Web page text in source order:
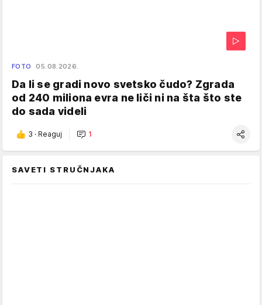
FOTO 05.08.2026.
Da li se gradi novo svetsko čudo? Zgrada
od 240 miliona evra ne liči ni na šta što ste
do sada videli
3 · Reaguj 1
SAVETI STRUČNJAKA